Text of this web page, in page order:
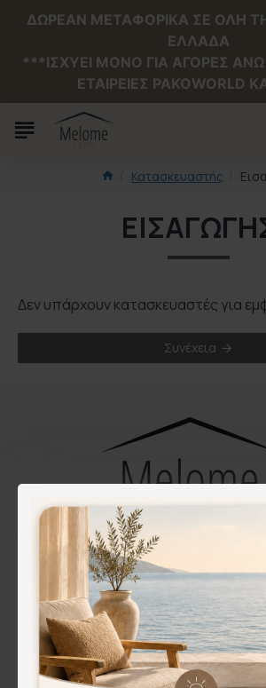
ΔΩΡΕΑΝ ΜΕΤΑΦΟΡΙΚΑ ΣΕ ΟΛΗ
ΕΛΛΑΔΑ
***ΙΣΧΥΕΙ MONO ΓΙΑ ΑΓΟΡΕΣ
ΕΤΑΙΡΕΙΕΣ PAKOWORLD
Κατασκευαστής
Δεν υπάρχουν κατασκευαστές για
Συνέχεια
ΕΞΥΠΗΡΈΤΗΣΗ ΠΕΛΑΤΏΝ
Επικοινωνία
Επιστροφές